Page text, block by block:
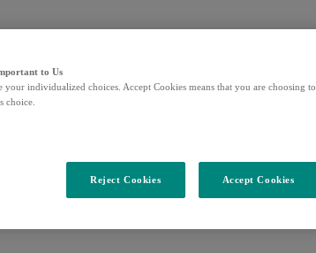
to Us
your individualized choices. Accept Cookies means that you are choosing to
choice.
Reject Cookies Accept Cookies